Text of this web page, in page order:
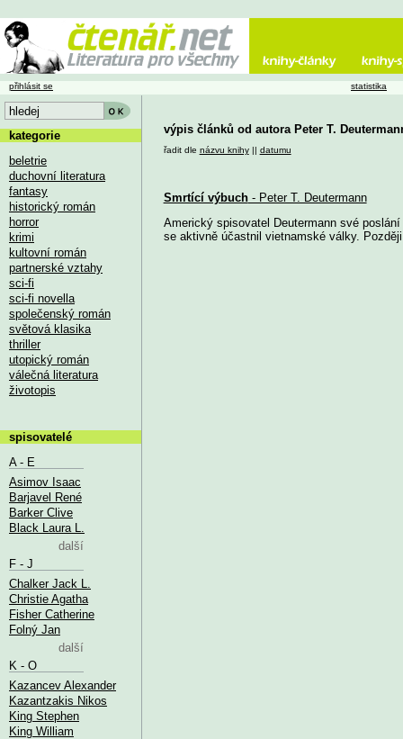
výpis článků od autora Peter T.
řadit dle názvu knihy|| datumu
Smrtící výbuch- Peter T. Deutermann
Americký spisovatel Deutermann své
se aktivně účastnil vietnamské války.
přihlásit se statistika
kategorie
beletrie
duchovní literatura
fantasy
historický román
horror
krimi
kultovní román
partnerské vztahy
sci-fi
sci-fi novella
společenský román
světová klasika
thriller
utopický román
válečná literatura
životopis
spisovatelé
A - E
Asimov Isaac
Barjavel René
Barker Clive
Black Laura L.
další
F - J
Chalker Jack L.
Christie Agatha
Fisher Catherine
Folný Jan
další
K - O
Kazancev Alexander
Kazantzakis Nikos
King Stephen
King William